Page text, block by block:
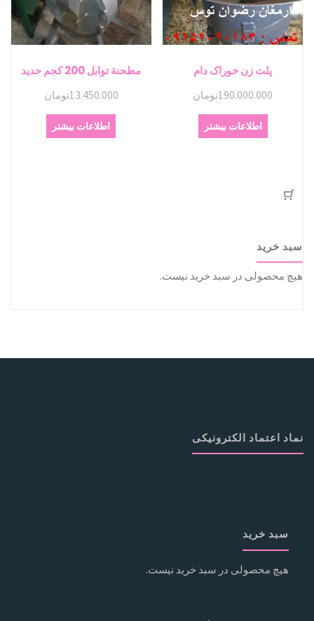
پلت زن خوراک دام
190.000.000تومان
اطلاعات بیشتر
مطحنة توابل 200 كجم حديد
13.450.000تومان
اطلاعات بیشتر
سبد خرید
هیچ محصولی در سبد خرید نیست.
نماد اعتماد الکترونیکی
سبد خرید
هیچ محصولی در سبد خرید نیست.